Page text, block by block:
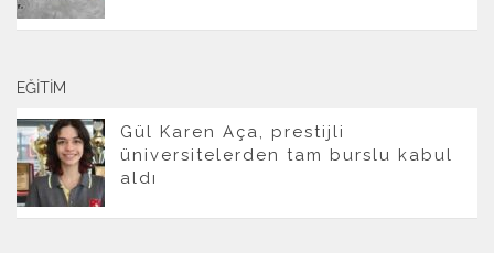
EĞITIM
Gül Karen Aça, prestijli
üniversitelerden tam burslu kabul
aldı